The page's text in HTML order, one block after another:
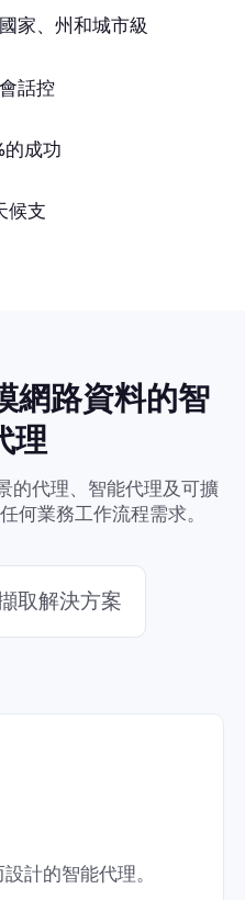
家、州和城市級
話控
的成功
候支
網路資料的智
理
的代理、智能代理及可擴
何業務工作流程需求。
取解決方案
計的智能代理。